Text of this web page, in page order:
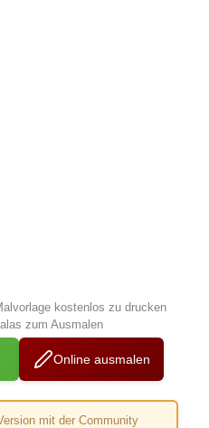
kostenlos zu drucken
zum Ausmalen
Online ausmalen
mit der Community